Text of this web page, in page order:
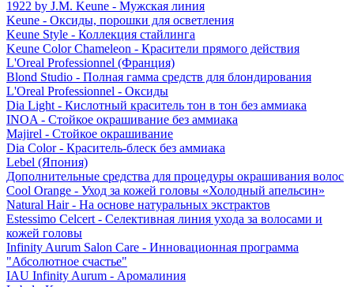
1922 by J.M. Keune - Мужская линия
Keune - Оксиды, порошки для осветления
Keune Style - Коллекция стайлинга
Keune Color Chameleon - Красители прямого действия
L'Oreal Professionnel (Франция)
Blond Studio - Полная гамма средств для блондирования
L'Oreal Professionnel - Оксиды
Dia Light - Кислотный краситель тон в тон без аммиака
INOA - Стойкое окрашивание без аммиака
Majirel - Стойкое окрашивание
Dia Color - Краситель-блеск без аммиака
Lebel (Япония)
Дополнительные средства для процедуры окрашивания волос
Cool Orange - Уход за кожей головы «Холодный апельсин»
Natural Hair - На основе натуральных экстрактов
Estessimo Celcert - Селективная линия ухода за волосами и
кожей головы
Infinity Aurum Salon Care - Инновационная программа
"Абсолютное счастье"
IAU Infinity Aurum - Аромалиния